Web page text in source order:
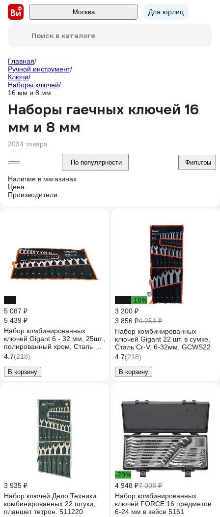
Москва Для юрлиц
Поиск в каталоге
Главная/
Ручной инструмент/
Ключи/
Наборы ключей/
16 мм и 8 мм
Наборы гаечных ключей 16
мм и 8 мм
2034 товара
По популярности Фильтры
Наличие в магазинах
Цена
Производители
5 087 ₽
5 439 ₽
Набор комбинированных
ключей Gigant 6 - 32 мм, 25шт.,
полированный хром, Сталь Cr-
V, 6-32мм, GDWSP-25
4.7(218)
В корзину
-16%
3 200 ₽
3 856 ₽4 251 ₽
Набор комбинированных
ключей Gigant 22 шт. в сумке,
Сталь Cr-V, 6-32мм, GCWS22
4.7(218)
В корзину
3 935 ₽
Набор ключей Дело Техники
комбинированных 22 штуки,
планшет тетрон. 511220
-29%
4 948 ₽7 008 ₽
Набор комбинированных
ключей FORCE 16 предметов
6-24 мм в кейсе 5161